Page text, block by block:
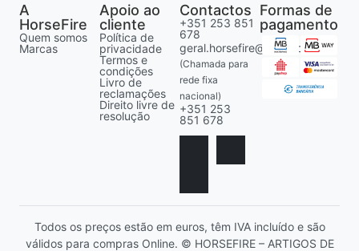
A
HorseFire
Quem somos
Marcas
Apoio ao
cliente
Política de
privacidade
Termos e
condições
Livro de
reclamações
Direito livre de
resolução
Contactos
+351 253 851
678
geral.horsefire@gmail.com
(Chamada para
rede fixa
nacional)
+351 253
851 678
Formas de
pagamento
Todos os preços estão em euros, têm IVA incluído e são
válidos para compras Online. © HORSEFIRE – ARTIGOS DE